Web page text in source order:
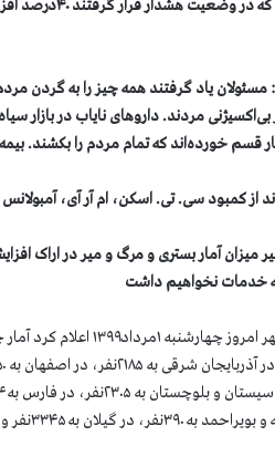
وزارت بهداشت:
یاد گرفتند همه چیز را به گردن
مردند. داروهای نایاب در بازار
قسم خورده‌اند که تمام مردم را بکشند.
از کمبود سی. تی. اسکن، ام آر آی،
میزان آمار بستری و مرگ و میر در اراک
خدمات نخواهیم داشت